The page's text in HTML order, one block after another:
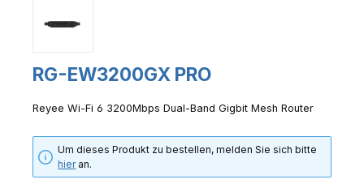
RG-EW3200GX PRO
Reyee Wi-Fi 6 3200Mbps Dual-Band Gigbit Mesh Router
Um dieses Produkt zu bestellen, melden Sie sich bitte
hieran.